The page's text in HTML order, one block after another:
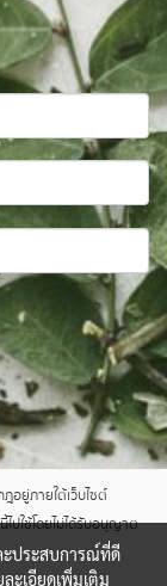
อยู่ภายใต้เว็บไซต์
ปใช้โดยไม่ได้รับอนุญาต
ะประสบการณ์ที่ดี
ะเอียดเพิ่มเติม